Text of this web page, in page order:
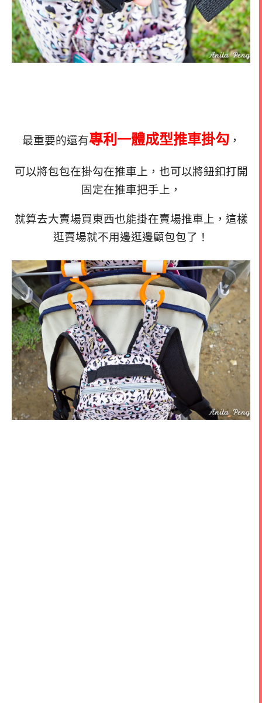
最重要的還有專利一體成型推車掛勾 ，
可以將包包在掛勾在推車上，也可以將鈕釦打開
固定在推車把手上，
就算去大賣場買東西也能掛在賣場推車上，這樣
逛賣場就不用邊逛邊顧包包了！